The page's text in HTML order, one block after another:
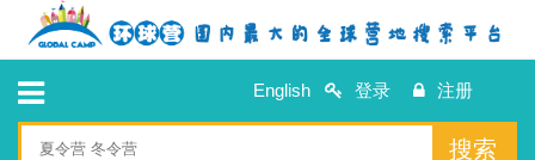
English 登录 注册
搜索